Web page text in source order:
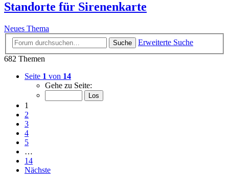
Standorte für Sirenenkarte
Neues Thema
Suche
Erweiterte Suche
682 Themen
Seite 1 von 14
Gehe zu Seite:
1
2
3
4
5
…
14
Nächste